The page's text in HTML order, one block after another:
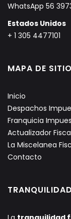
WhatsApp 56
Estados Unidos
+ 1 305 4477101
MAPA DE SITIO
Inicio
Despachos
Franquicia
Actualizador
La Miscelanea
Contacto